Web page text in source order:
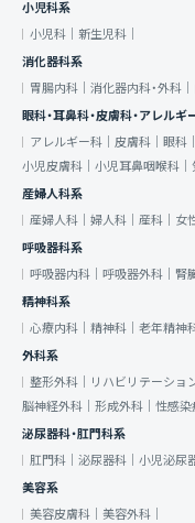
小児科系
小児科｜ 新生児科｜
消化器科系
胃腸内科｜ 消化器内科・外科｜
眼科・耳鼻科・皮膚科・アレルギ
アレルギー科｜ 皮膚科｜ 眼科｜
小児皮膚科｜ 小児耳鼻咽喉科｜
産婦人科系
産婦人科｜ 婦人科｜ 産科｜ 女
呼吸器科系
呼吸器内科｜ 呼吸器外科｜ 腎
精神科系
心療内科｜ 精神科｜ 老年精神
外科系
整形外科｜
リハビリテーショ
脳神経外科｜ 形成外科｜ 性感染
泌尿器科・肛門科系
肛門科｜ 泌尿器科｜ 小児泌尿
美容系
美容皮膚科｜ 美容外科｜